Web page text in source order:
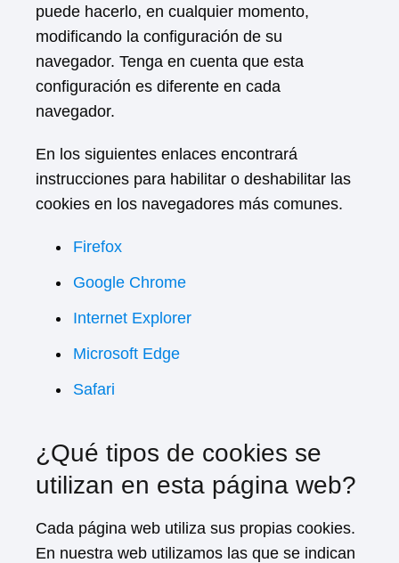
puede hacerlo, en cualquier momento,
modificando la configuración de su
navegador. Tenga en cuenta que esta
configuración es diferente en cada
navegador.
En los siguientes enlaces encontrará
instrucciones para habilitar o deshabilitar las
cookies en los navegadores más comunes.
Firefox
Google Chrome
Internet Explorer
Microsoft Edge
Safari
¿Qué tipos de cookies se
utilizan en esta página web?
Cada página web utiliza sus propias cookies.
En nuestra web utilizamos las que se indican